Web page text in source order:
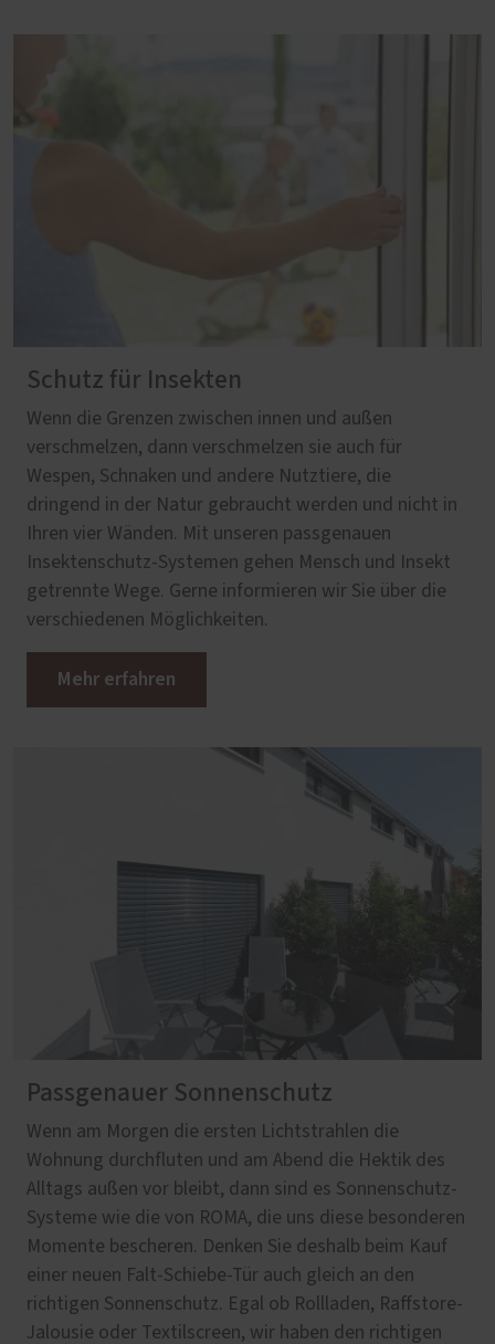
Schutz für Insekten
Wenn die Grenzen zwischen innen und außen
verschmelzen, dann verschmelzen sie auch für
Wespen, Schnaken und andere Nutztiere, die
dringend in der Natur gebraucht werden und nicht in
Ihren vier Wänden. Mit unseren passgenauen
Insektenschutz-Systemen gehen Mensch und Insekt
getrennte Wege. Gerne informieren wir Sie über die
verschiedenen Möglichkeiten.
Mehr erfahren
Passgenauer Sonnenschutz
Wenn am Morgen die ersten Lichtstrahlen die
Wohnung durchfluten und am Abend die Hektik des
Alltags außen vor bleibt, dann sind es Sonnenschutz-
Systeme wie die von ROMA, die uns diese besonderen
Momente bescheren. Denken Sie deshalb beim Kauf
einer neuen Falt-Schiebe-Tür auch gleich an den
richtigen Sonnenschutz. Egal ob Rollladen, Raffstore-
Jalousie oder Textilscreen, wir haben den richtigen